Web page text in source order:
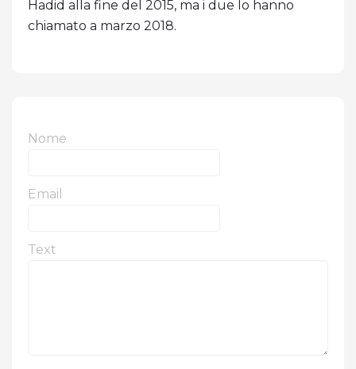
Hadid alla fine del 2015, ma i due lo hanno
chiamato a marzo 2018.
Nome
Email
Text